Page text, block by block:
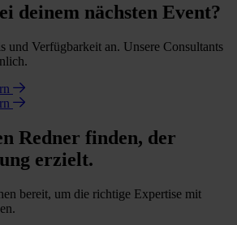
deinem nächsten Event?
und Verfügbarkeit an. Unsere Consultants
Redner finden, der
erzielt.
bereit, um die richtige Expertise mit